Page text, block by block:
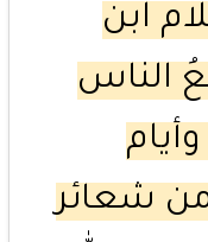
ابن
الناس
شعائر